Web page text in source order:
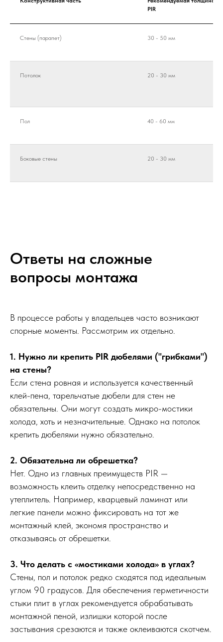
PIR
Стены (парапет) 30 - 50 мм
Потолок 20 - 30 мм
Пол 40 - 60 мм
Боковые стены 20 - 30 мм
Ответы на сложные
вопросы монтажа
В процессе работы у владельцев часто возникают
спорные моменты. Рассмотрим их отдельно.
1. Нужно ли крепить PIR дюбелями ("грибками")
на стены?
Если стена ровная и используется качественный
клей-пена, тарельчатые дюбели для стен не
обязательны. Они могут создать микро-мостики
холода, хоть и незначительные. Однако на потолок
крепить дюбелями нужно обязательно.
2. Обязательна ли обрешетка?
Нет. Одно из главных преимуществ PIR —
возможность клеить отделку непосредственно на
утеплитель. Например, кварцевый ламинат или
легкие панели можно фиксировать на тот же
монтажный клей, экономя пространство и
отказываясь от обрешетки.
3. Что делать с «мостиками холода» в углах?
Стены, пол и потолок редко сходятся под идеальным
углом 90 градусов. Для обеспечения герметичности
стыки плит в углах рекомендуется обрабатывать
монтажной пеной, излишки которой после
застывания срезаются и также оклеиваются скотчем.